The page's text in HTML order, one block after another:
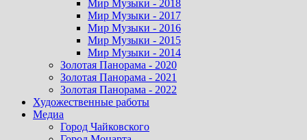
Мир Музыки - 2018
Мир Музыки - 2017
Мир Музыки - 2016
Мир Музыки - 2015
Мир Музыки - 2014
Золотая Панорама - 2020
Золотая Панорама - 2021
Золотая Панорама - 2022
Художественные работы
Медиа
Город Чайковского